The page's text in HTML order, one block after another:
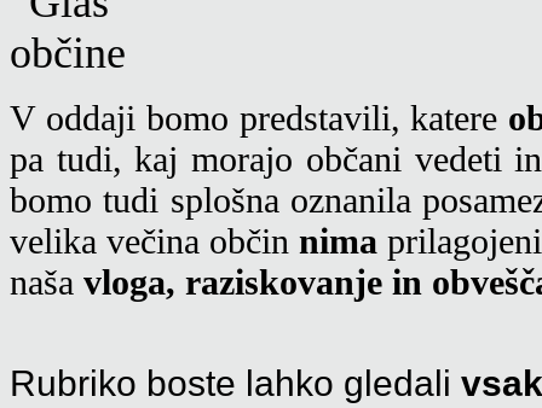
V oddaji bomo predstavili, katere
pa tudi, kaj morajo občani vedeti
bomo tudi splošna oznanila
velika večina občin nima
naša vloga, raziskovanje in
Rubriko boste lahko gledali